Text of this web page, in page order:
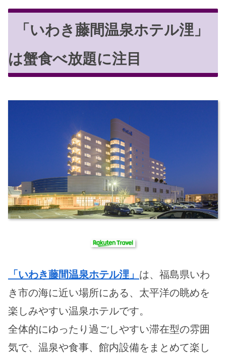
「いわき藤間温泉ホテル浬」
は蟹食べ放題に注目
「いわき藤間温泉ホテル浬」 は、福島県いわ
き市の海に近い場所にある、太平洋の眺めを
楽しみやすい温泉ホテルです。
全体的にゆったり過ごしやすい滞在型の雰囲
気で、温泉や食事、館内設備をまとめて楽し